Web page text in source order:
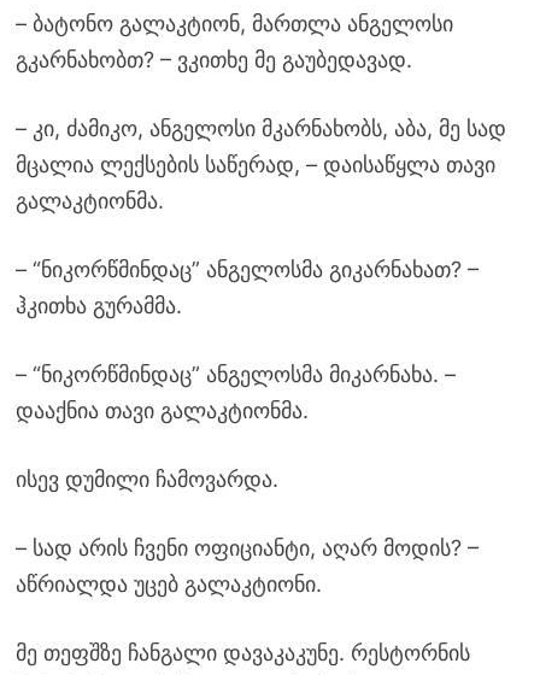
– ბატონო გალაკტიონ, მართლა ანგელოსი
გკარნახობთ? – ვკითხე მე გაუბედავად.
– კი, ძამიკო, ანგელოსი მკარნახობს, აბა, მე სად
მცალია ლექსების საწერად, – დაისაწყლა თავი
გალაკტიონმა.
– “ნიკორწმინდაც” ანგელოსმა გიკარნახათ? –
ჰკითხა გურამმა.
– “ნიკორწმინდაც” ანგელოსმა მიკარნახა. –
დააქნია თავი გალაკტიონმა.
ისევ დუმილი ჩამოვარდა.
– სად არის ჩვენი ოფიციანტი, აღარ მოდის? –
აწრიალდა უცებ გალაკტიონი.
მე თეფშზე ჩანგალი დავაკაკუნე. რესტორნის